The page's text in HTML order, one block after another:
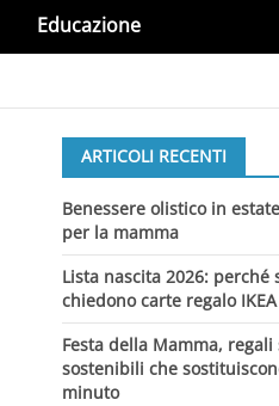
Educazione
ARTICOLI RECENTI
Benessere olistico in
per la mamma
Lista nascita 2026:
chiedono carte regalo
Festa della Mamma,
sostenibili che
minuto